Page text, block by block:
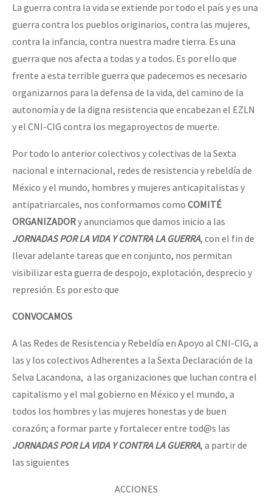
La guerra contra la vida se extiende por todo el país y es una
guerra contra los pueblos originarios, contra las mujeres,
contra la infancia, contra nuestra madre tierra. Es una
guerra que nos afecta a todas y a todos. Es por ello que
frente a esta terrible guerra que padecemos es necesario
organizarnos para la defensa de la vida, del camino de la
autonomía y de la digna resistencia que encabezan el EZLN
y el CNI-CIG contra los megaproyectos de muerte.
Por todo lo anterior colectivos y colectivas de la Sexta
nacional e internacional, redes de resistencia y rebeldía de
México y el mundo, hombres y mujeres anticapitalistas y
antipatriarcales, nos conformamos como COMITÉ
ORGANIZADORy anunciamos que damos inicio a las
JORNADAS POR LA VIDA Y CONTRA LA GUERRA, con el fin de
llevar adelante tareas que en conjunto, nos permitan
visibilizar esta guerra de despojo, explotación, desprecio y
represión. Es por esto que
CONVOCAMOS
A las Redes de Resistencia y Rebeldía en Apoyo al CNI-CIG, a
las y los colectivos Adherentes a la Sexta Declaración de la
Selva Lacandona, a las organizaciones que luchan contra el
capitalismo y el mal gobierno en México y el mundo, a
todos los hombres y las mujeres honestas y de buen
corazón; a formar parte y fortalecer entre tod@s las
JORNADAS POR LA VIDA Y CONTRA LA GUERRA, a partir de
las siguientes
ACCIONES